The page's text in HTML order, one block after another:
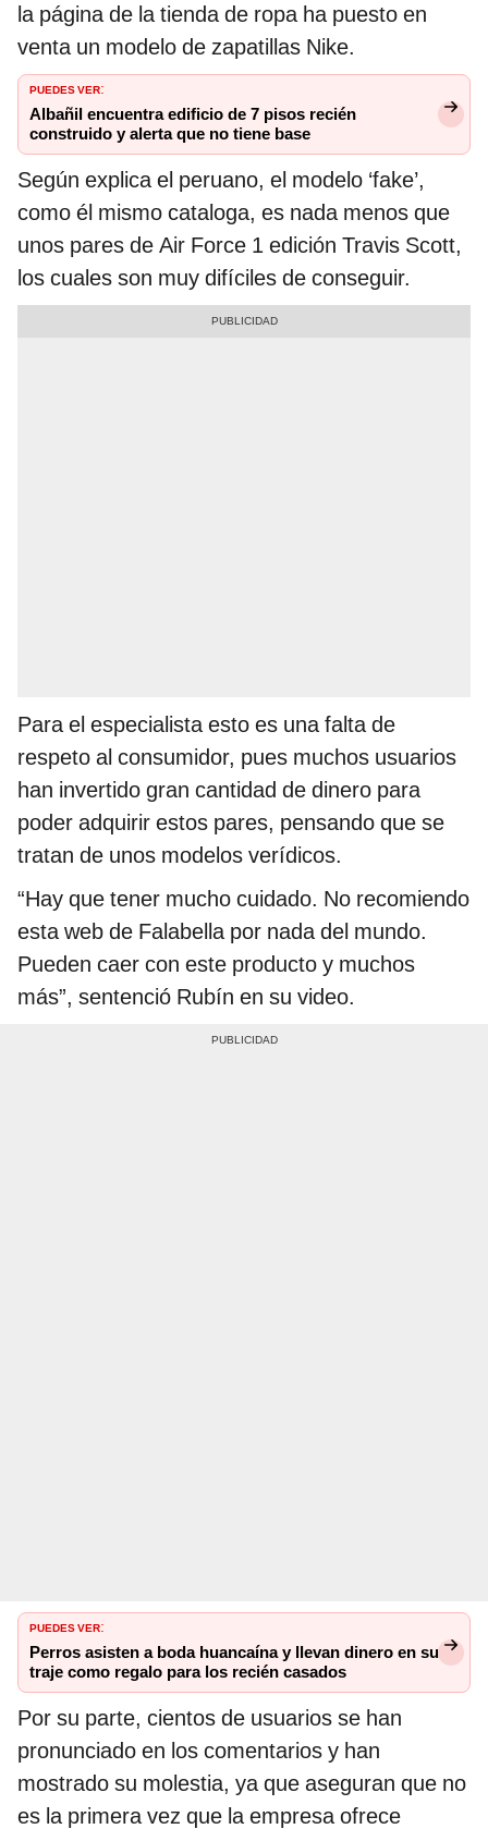
la página de la tienda de ropa ha puesto en
venta un modelo de zapatillas Nike.
PUEDES VER:
Albañil encuentra edificio de 7 pisos recién
construido y alerta que no tiene base
Según explica el peruano, el modelo ‘fake’,
como él mismo cataloga, es nada menos que
unos pares de Air Force 1 edición Travis Scott,
los cuales son muy difíciles de conseguir.
Para el especialista esto es una falta de
respeto al consumidor, pues muchos usuarios
han invertido gran cantidad de dinero para
poder adquirir estos pares, pensando que se
tratan de unos modelos verídicos.
“Hay que tener mucho cuidado. No recomiendo
esta web de Falabella por nada del mundo.
Pueden caer con este producto y muchos
más”, sentenció Rubín en su video.
PUEDES VER:
Perros asisten a boda huancaína y llevan dinero en su
traje como regalo para los recién casados
Por su parte, cientos de usuarios se han
pronunciado en los comentarios y han
mostrado su molestia, ya que aseguran que no
es la primera vez que la empresa ofrece